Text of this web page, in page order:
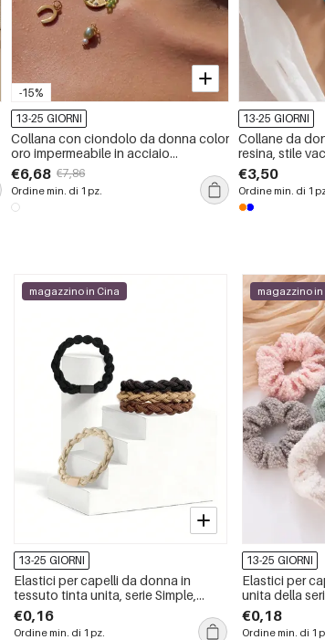
-15%
13-25 GIORNI
Collana con ciondolo da donna color
oro impermeabile in acciaio
inossidabile con trifoglio, serie fai da
te, 1 pezzo
€6,68 €7,86
Ordine min. di 1 pz.
13-25 GIORNI
Collane da
resina, stile
€3,50
Ordine min. di 1
magazzino in Cina
13-25 GIORNI
Elastici per capelli da donna in
tessuto tinta unita, serie Simple,
casual.
€0,16
Ordine min. di 1 pz.
magazzino in
13-25 GIORNI
Elastici per
unita della
giorni
€0,18
Ordine min. di 1